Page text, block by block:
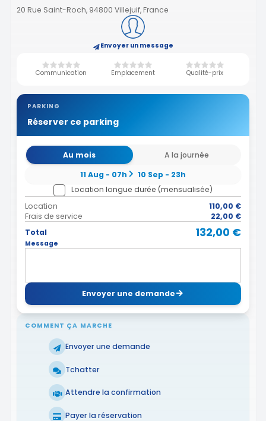
20 Rue Saint-Roch, 94800 Villejuif, France
Envoyer un message
Communication Emplacement Qualité-prix
PARKING
Réserver ce parking
Au mois
A la journée
11 Aug - 07h
10 Sep - 23h
Location longue durée (mensualisée)
Location
110,00 €
Frais de service
22,00 €
Total
132,00 €
Message
Envoyer une demande
COMMENT ÇA MARCHE
Envoyer une demande
Tchatter
Attendre la confirmation
Payer la réservation